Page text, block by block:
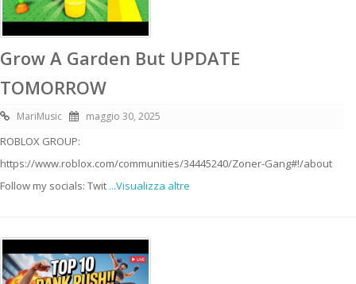
Grow A Garden But UPDATE
TOMORROW
MariMusic maggio 30, 2025
ROBLOX GROUP:
https://www.roblox.com/communities/34445240/Zoner-Gang#!/about
Follow my socials: Twit ...Visualizza altre